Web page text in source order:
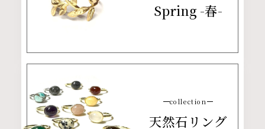
Spring -春-
collection
天然石リング